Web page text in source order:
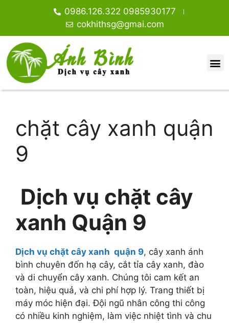
0986.126.322 0985930177
cokhithsg@gmai.com
chặt cây xanh quận
9
Dịch vụ chặt cây
xanh Quận 9
Dịch vụ chặt cây xanh quận 9, cây xanh ánh
bình chuyên đốn hạ cây, cắt tỉa cây xanh, đào
và di chuyển cây xanh. Chúng tôi cam kết an
toàn, hiệu quả, và chi phí hợp lý. Trang thiết bị
máy móc hiện đại. Đội ngũ nhân công thi công
có nhiều kinh nghiệm, làm việc nhiệt tình và chu